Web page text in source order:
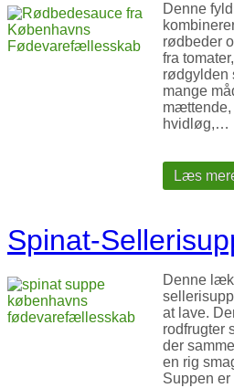
Denne
rødbeder
fra
rødgylden
mange
mættende,
hvidløg,…
Læs
Spinat-
Denne
at lave.
rodfrugter
der
en rig
Suppen